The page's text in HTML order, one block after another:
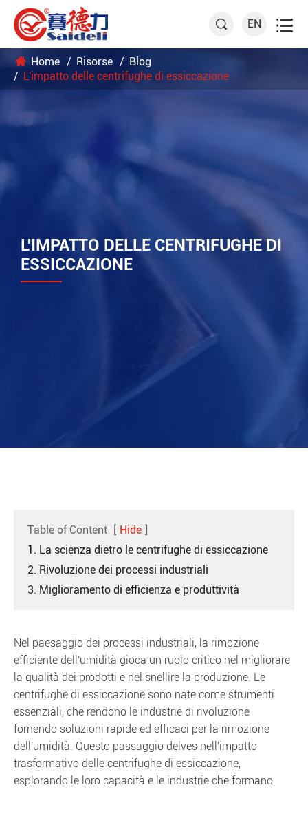
 EN 
Home Risorse
Blog
L'impatto delle centrifughe di essiccazione
L'IMPATTO DELLE CENTRIFUGHE DI
ESSICCAZIONE
Table of Content [ Hide ]
1. La scienza dietro le centrifughe di essiccazione
2. Rivoluzione dei processi industriali
3. Miglioramento di efficienza e produttività
Nel paesaggio dei processi industriali, la rimozione
efficiente dell'umidità gioca un ruolo critico nel migliorare
la qualità dei prodotti e nel snellire la produzione. Le
centrifughe di essiccazione sono nate come strumenti
essenziali, che rendono le industrie di rivoluzione
fornendo soluzioni rapide ed efficaci per la rimozione
dell'umidità. Questo passaggio delves nell'impatto
trasformativo delle centrifughe di essiccazione,
esplorando le loro capacità e le industrie che formano.